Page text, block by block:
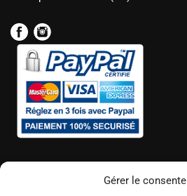
Gérer le